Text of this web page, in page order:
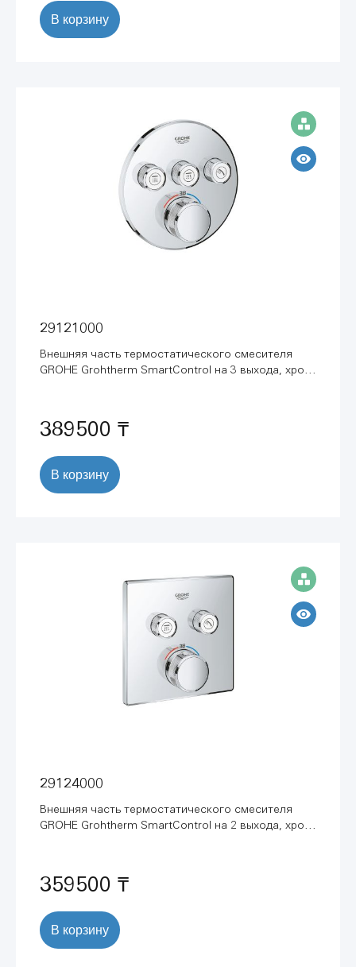
В корзину
29121000
Внешняя часть термостатического смесителя
GROHE Grohtherm SmartControl на 3 выхода, хром
389500 ₸
В корзину
29124000
Внешняя часть термостатического смесителя
GROHE Grohtherm SmartControl на 2 выхода, хром
359500 ₸
В корзину